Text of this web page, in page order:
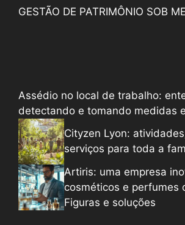
GESTÃO DE PATRIMÔNIO SOB
Assédio no local de trabalho:
detectando e tomando medidas
Cityzen Lyon:
serviços para toda a
Artiris: uma empresa
cosméticos e perfumes
Figuras e soluções